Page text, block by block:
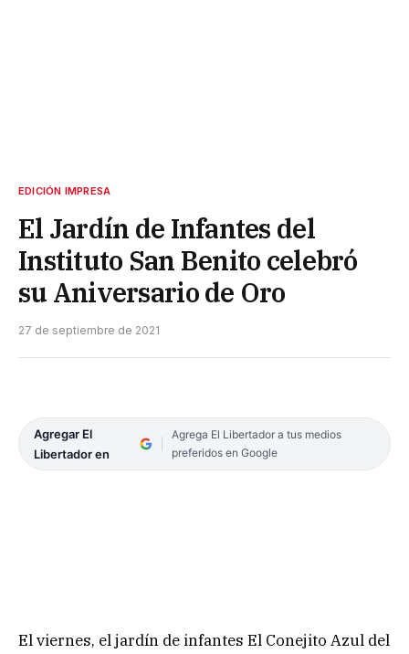
EDICIÓN IMPRESA
El Jardín de Infantes del
Instituto San Benito celebró
su Aniversario de Oro
27 de septiembre de 2021
Agregar El
Libertador en
Agrega El Libertador a tus medios
preferidos en Google
El viernes, el jardín de infantes El Conejito Azul del